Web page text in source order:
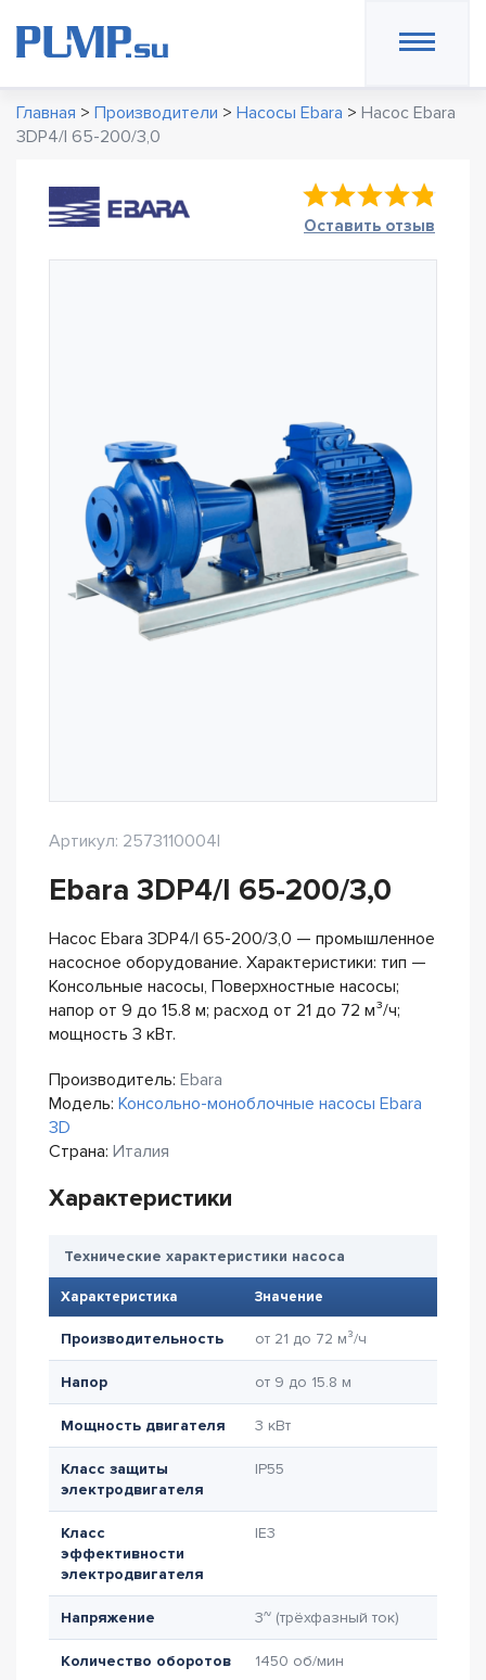
Главная > Производители > Насосы Ebara > Насос Ebara
3DP4/I 65-200/3,0
Оставить отзыв
Артикул: 2573110004I
Ebara 3DP4/I 65-200/3,0
Насос Ebara 3DP4/I 65-200/3,0 — промышленное
насосное оборудование. Характеристики: тип —
Консольные насосы, Поверхностные насосы;
напор от 9 до 15.8 м; расход от 21 до 72 м³/ч;
мощность 3 кВт.
Производитель: Ebara
Модель: Консольно-моноблочные насосы Ebara
3D
Страна: Италия
Характеристики
Технические характеристики насоса
Характеристика Значение
Производительность от 21 до 72 м³/ч
Напор от 9 до 15.8 м
Мощность двигателя 3 кВт
Класс защиты
электродвигателя
IP55
Класс
эффективности
электродвигателя
IE3
Напряжение 3~ (трёхфазный ток)
Количество оборотов 1450 об/мин